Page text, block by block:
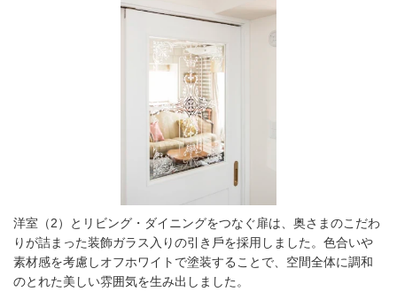
洋室（2）とリビング・ダイニングをつなぐ扉は、奥さまのこだわ
りが詰まった装飾ガラス⼊りの引き⼾を採⽤しました。⾊合いや
素材感を考慮しオフホワイトで塗装することで、空間全体に調和
のとれた美しい雰囲気を⽣み出しました。